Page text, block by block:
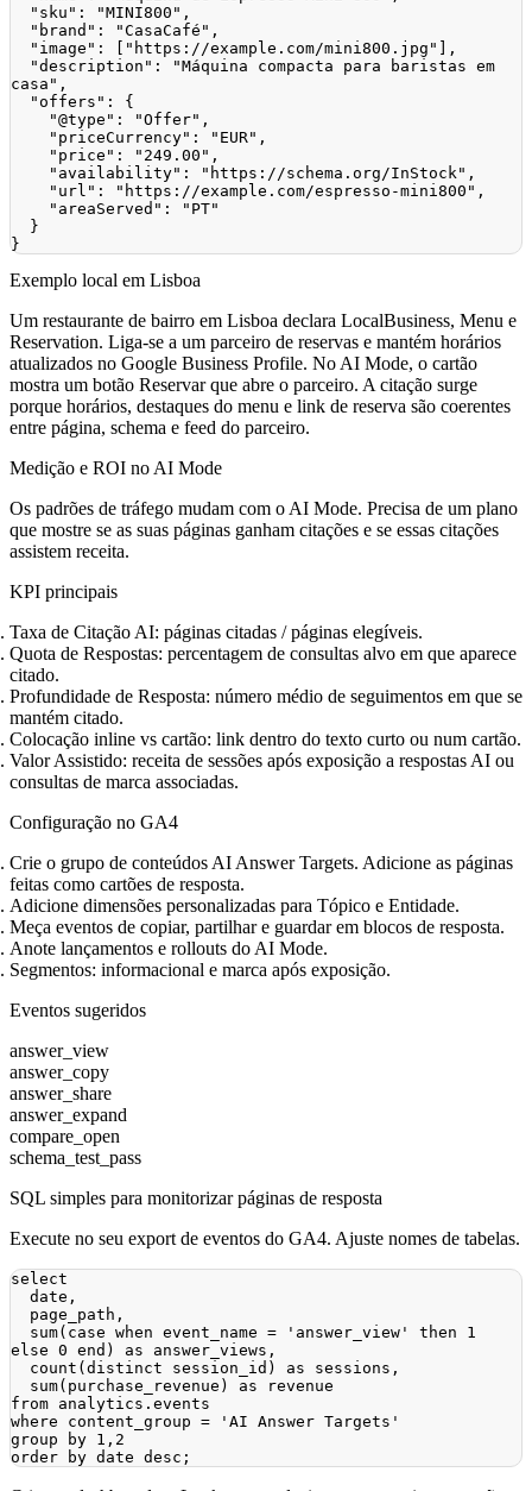
"sku" : "MINI800" ,
"brand" : "CasaCafé" ,
"image" : "https://example.com/mini800.jpg"
,
"description" :
"Máquina compacta para baristas em
casa" ,
"offers" :
{
"@type" : "Offer" ,
"priceCurrency" : "EUR" ,
"price" : "249.00" ,
"availability" : "https://schema.org/InStock" ,
"url" : "https://example.com/espresso-mini800" ,
"areaServed" :
"PT"
}
}
Exemplo local em Lisboa
Um restaurante de bairro em Lisboa declara LocalBusiness, Menu e
Reservation. Liga‑se a um parceiro de reservas e mantém horários
atualizados no Google Business Profile. No AI Mode, o cartão
mostra um botão Reservar que abre o parceiro. A citação surge
porque horários, destaques do menu e link de reserva são coerentes
entre página, schema e feed do parceiro.
Medição e ROI no AI Mode
Os padrões de tráfego mudam com o AI Mode. Precisa de um plano
que mostre se as suas páginas ganham citações e se essas citações
assistem receita.
KPI principais
Taxa de Citação AI: páginas citadas / páginas elegíveis.
Quota de Respostas: percentagem de consultas alvo em que aparece
citado.
Profundidade de Resposta: número médio de seguimentos em que se
mantém citado.
Colocação inline vs cartão: link dentro do texto curto ou num cartão.
Valor Assistido: receita de sessões após exposição a respostas AI ou
consultas de marca associadas.
Configuração no GA4
Crie o grupo de conteúdos AI Answer Targets. Adicione as páginas
feitas como cartões de resposta.
Adicione dimensões personalizadas para Tópico e Entidade.
Meça eventos de copiar, partilhar e guardar em blocos de resposta.
Anote lançamentos e rollouts do AI Mode.
Segmentos: informacional e marca após exposição.
Eventos sugeridos
answer_view
answer_copy
answer_share
answer_expand
compare_open
schema_test_pass
SQL simples para monitorizar páginas de resposta
Execute no seu export de eventos do GA4. Ajuste nomes de tabelas.
select
date ,
  page_path
,
sum( case when event_name = 'answer_view' then
1
else 0 end ) as answer_views ,
count ( distinct session_id ) as sessions ,
sum( purchase_revenue ) as
from analytics .
where content_group =
'AI Answer Targets'
group
by 1 , 2
order
by date desc ;